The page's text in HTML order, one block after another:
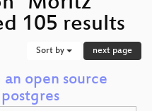
105 results
Sort by next page
open source